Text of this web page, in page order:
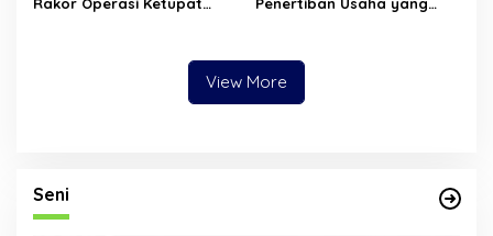
Rakor Operasi Ketupat
Langkah Pengamanan
Penertiban Usaha yang
Hiburan Malam Terancam
Ditutup
View More
Seni